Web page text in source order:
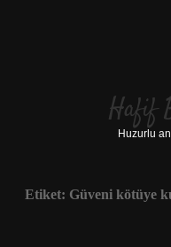
Hafif
Huzurlu
Etiket: Güveni kötüye